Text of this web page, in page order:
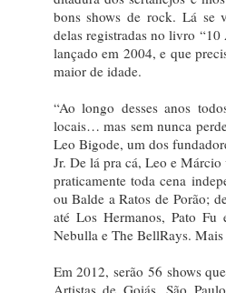
bons shows de rock. Lá se
delas registradas no livro
lançado em 2004, e que
maior de idade.
“Ao longo desses anos
locais… mas sem nunca
Leo Bigode, um dos
Jr. De lá pra cá, Leo e
praticamente toda cena
ou Balde a Ratos de Porão;
até Los Hermanos, Pato
Nebulla e The BellRays.
Em 2012, serão 56 shows
Artistas de Goiás, São